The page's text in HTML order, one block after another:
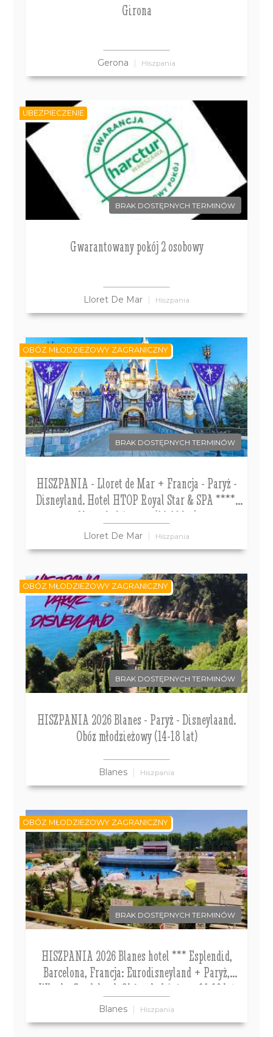
Girona
Gerona Hiszpania
BRAK DOSTĘPNYCH TERMINÓW
Gwarantowany pokój 2 osobowy
Lloret De Mar Hiszpania
UBEZPIECZENIE
BRAK DOSTĘPNYCH TERMINÓW
HISZPANIA - Lloret de Mar + Francja - Paryż -
Disneyland. Hotel HTOP Royal Star & SPA ****.
Obóz młodzieżowy (14-19 lat)
Lloret De Mar Hiszpania
OBÓZ MŁODZIEŻOWY ZAGRANICZNY
BRAK DOSTĘPNYCH TERMINÓW
HISZPANIA 2026 Blanes - Paryż - Disneylaand.
Obóz młodzieżowy (14-18 lat)
Blanes Hiszpania
OBÓZ MŁODZIEŻOWY ZAGRANICZNY
BRAK DOSTĘPNYCH TERMINÓW
HISZPANIA 2026 Blanes hotel *** Esplendid,
Barcelona, Francja: Eurodisneyland + Paryż,
Włochy Gardaland. Obóz młodzieżowy 14-19 lat
Blanes Hiszpania
OBÓZ MŁODZIEŻOWY ZAGRANICZNY